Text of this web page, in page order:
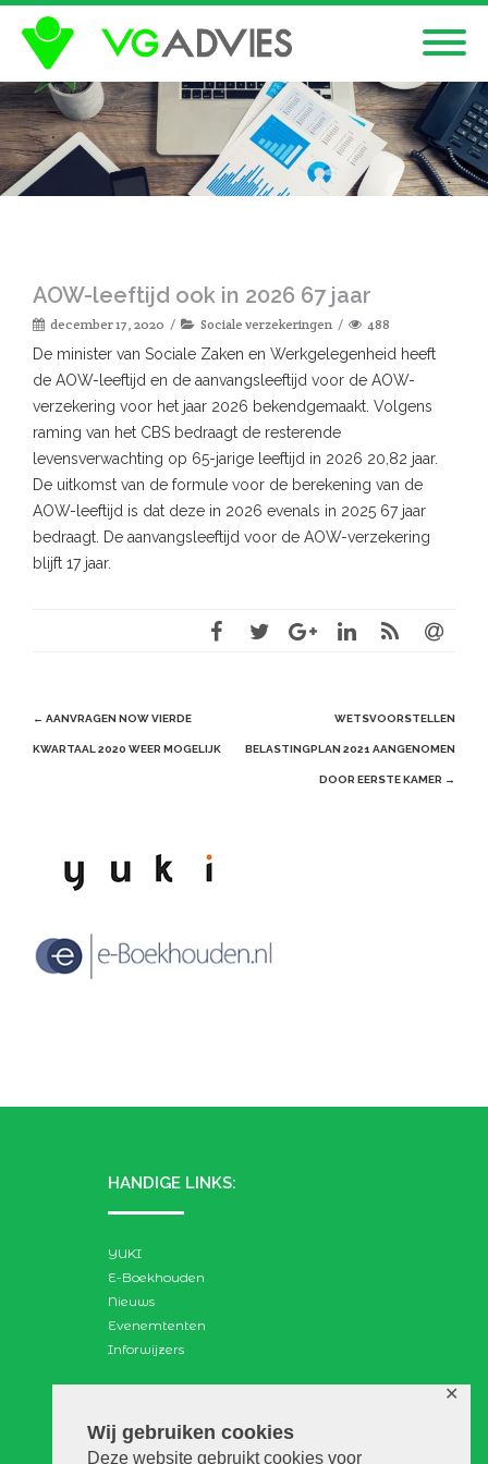
Wij gebruiken cookies
Deze website gebruikt cookies voor
✕
AOW-leeftijd ook in 2026 67 jaar
december 17, 2020 Sociale verzekeringen 488
De minister van Sociale Zaken en Werkgelegenheid heeft
de AOW-leeftijd en de aanvangsleeftijd voor de AOW-
verzekering voor het jaar 2026 bekendgemaakt. Volgens
raming van het CBS bedraagt de resterende
levensverwachting op 65-jarige leeftijd in 2026 20,82 jaar.
De uitkomst van de formule voor de berekening van de
AOW-leeftijd is dat deze in 2026 evenals in 2025 67 jaar
bedraagt. De aanvangsleeftijd voor de AOW-verzekering
blijft 17 jaar.
Post
navigation
← AANVRAGEN NOW VIERDE
KWARTAAL 2020 WEER MOGELIJK
WETSVOORSTELLEN
BELASTINGPLAN 2021 AANGENOMEN
DOOR EERSTE KAMER →
HANDIGE LINKS:
YUKI
E-Boekhouden
Nieuws
Evenemtenten
Inforwijzers